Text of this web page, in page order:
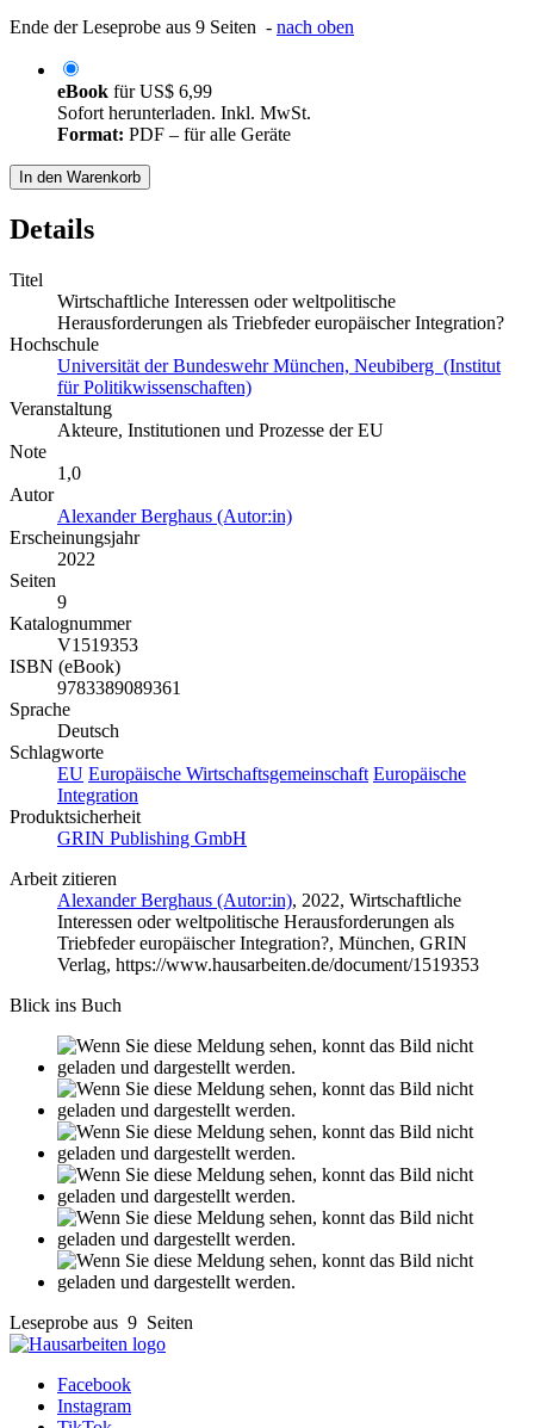
Ende der Leseprobe aus 9 Seiten - nach oben
eBook fürUS$ 6,99
Sofort herunterladen. Inkl. MwSt.
Format: PDF – für alle Geräte
In den Warenkorb
Details
Titel
Wirtschaftliche Interessen oder weltpolitische
Herausforderungen als Triebfeder europäischer Integration?
Hochschule
Universität der Bundeswehr München, Neubiberg (Institut
für Politikwissenschaften)
Veranstaltung
Akteure, Institutionen und Prozesse der EU
Note
1,0
Autor
Alexander Berghaus (Autor:in)
Erscheinungsjahr
2022
Seiten
9
Katalognummer
V1519353
ISBN (eBook)
9783389089361
Sprache
Deutsch
Schlagworte
EU Europäische Wirtschaftsgemeinschaft Europäische
Integration
Produktsicherheit
GRIN Publishing GmbH
Arbeit zitieren
Alexander Berghaus (Autor:in), 2022, Wirtschaftliche
Interessen oder weltpolitische Herausforderungen als
Triebfeder europäischer Integration?, München, GRIN
Verlag, https://www.hausarbeiten.de/document/1519353
Blick ins Buch
Leseprobe aus 9 Seiten
Facebook
Instagram
TikTok
Shop
FAQ
Zahlung & Versand